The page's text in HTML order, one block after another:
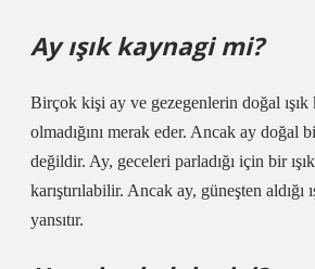
Ay ışık kaynagi mi?
Birçok kişi ay ve gezegenlerin doğal ışık
olmadığını merak eder. Ancak ay doğal
değildir. Ay, geceleri parladığı için bir
karıştırılabilir. Ancak ay, güneşten aldığı
yansıtır.